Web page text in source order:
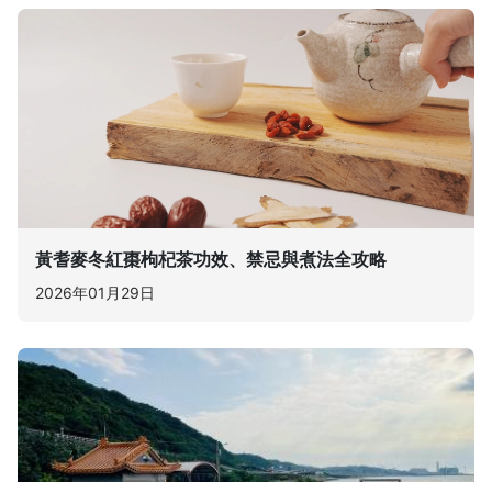
黃耆麥冬紅棗枸杞茶功效、禁忌與煮法全攻略
2026年01月29日